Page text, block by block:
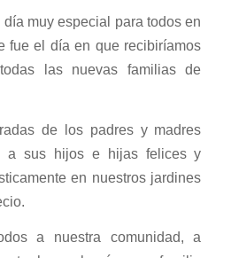
muy especial para todos en
fue el día en que recibiríamos
las nuevas familias de
de los padres y madres
a sus hijos e hijas felices y
en nuestros jardines
a nuestra comunidad, a